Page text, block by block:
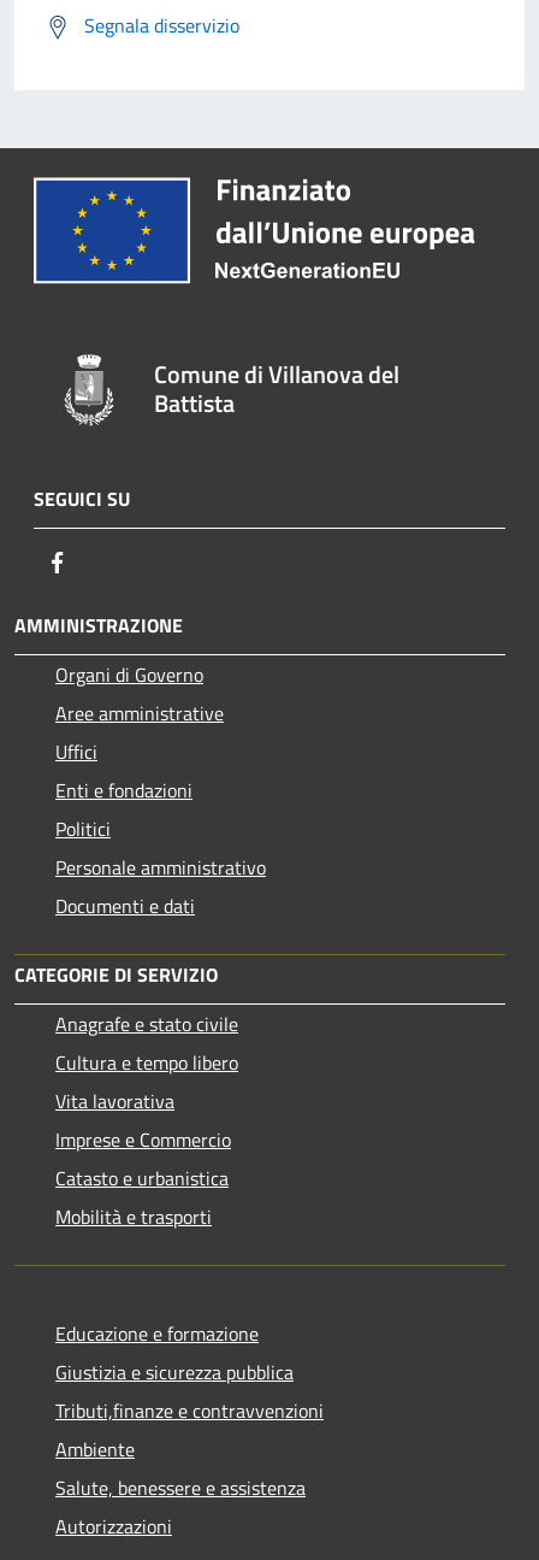
Segnala disservizio
Comune di Villanova del
Battista
SEGUICI SU
AMMINISTRAZIONE
Organi di Governo
Aree amministrative
Uffici
Enti e fondazioni
Politici
Personale amministrativo
Documenti e dati
CATEGORIE DI SERVIZIO
Anagrafe e stato civile
Cultura e tempo libero
Vita lavorativa
Imprese e Commercio
Catasto e urbanistica
Mobilità e trasporti
Educazione e formazione
Giustizia e sicurezza pubblica
Tributi,finanze e contravvenzioni
Ambiente
Salute, benessere e assistenza
Autorizzazioni